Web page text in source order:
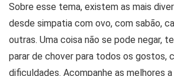
Sobre esse tema, existem as mais
desde simpatia com ovo, com sabão,
outras. Uma coisa não se pode negar,
parar de chover para todos os gostos,
dificuldades. Acompanhe as melhores a